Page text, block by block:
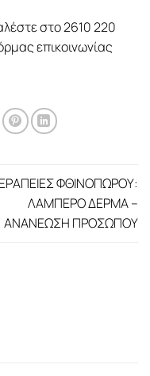
στο 2610 220
επικοινωνίας
ΦΘΙΝΟΠΩΡΟΥ:
ΛΑΜΠΕΡΟ ΔΕΡΜΑ –
ΑΝΑΝΕΩΣΗ ΠΡΟΣΩΠΟΥ